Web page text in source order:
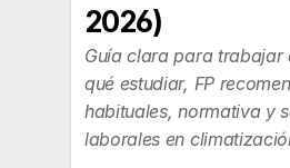
2026)
Guía clara para trabajar
qué estudiar, FP
habituales, normativa y
laborales en